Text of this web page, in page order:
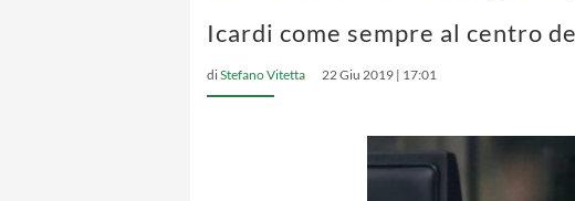
Icardi come sempre al centro
diStefano Vitetta 22 Giu 2019 | 17:01